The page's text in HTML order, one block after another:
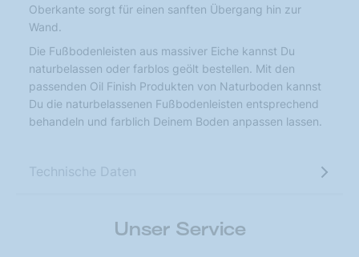
Oberkante sorgt für einen sanften Übergang hin zur
Wand.
Die Fußbodenleisten aus massiver Eiche kannst Du
naturbelassen oder farblos geölt bestellen. Mit den
passenden Oil Finish Produkten von Naturboden kannst
Du die naturbelassenen Fußbodenleisten entsprechend
behandeln und farblich Deinem Boden anpassen lassen.
Technische Daten
Unser Service